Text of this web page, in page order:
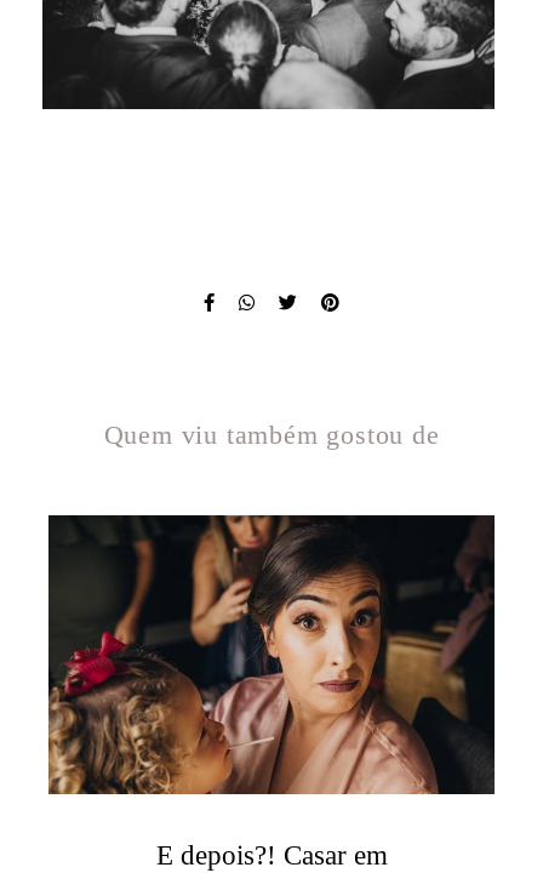
Quem viu também gostou de
E depois?! Casar em